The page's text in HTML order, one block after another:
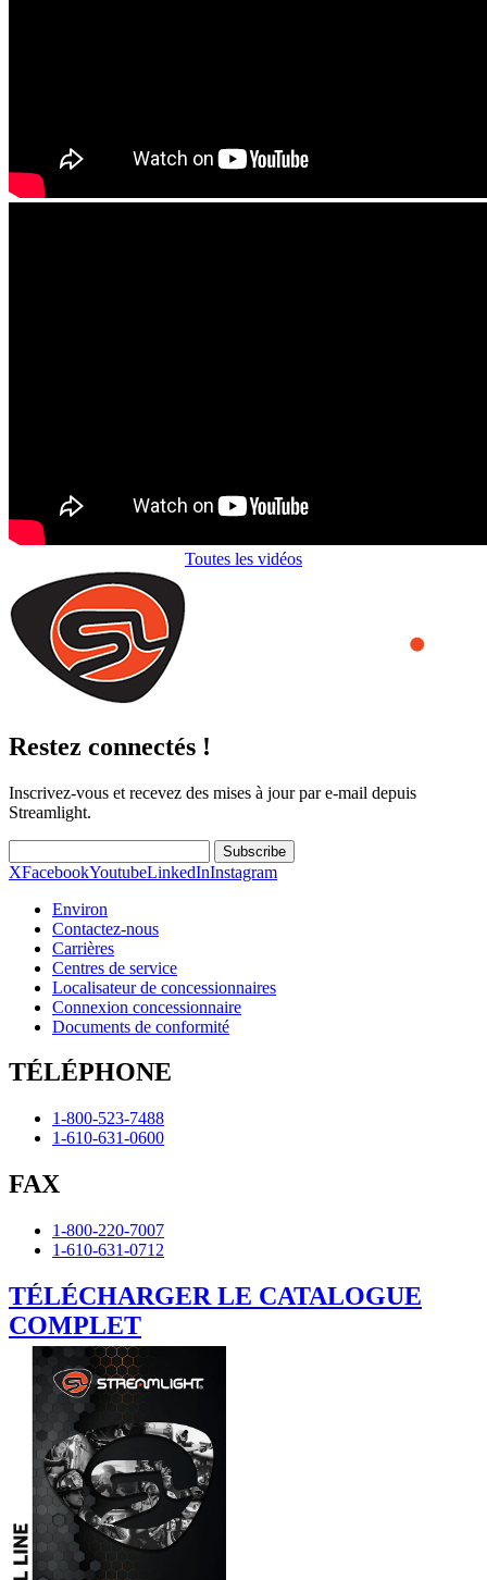
Toutes les vidéos
Restez connectés !
Inscrivez-vous et recevez des mises à jour par e-mail depuis
Streamlight.
Subscribe
XFacebookYoutubeLinkedInInstagram
Environ
Contactez-nous
Carrières
Centres de service
Localisateur de concessionnaires
Connexion concessionnaire
Documents de conformité
TÉLÉPHONE
1-800-523-7488
1-610-631-0600
FAX
1-800-220-7007
1-610-631-0712
TÉLÉCHARGER LE CATALOGUE
COMPLET